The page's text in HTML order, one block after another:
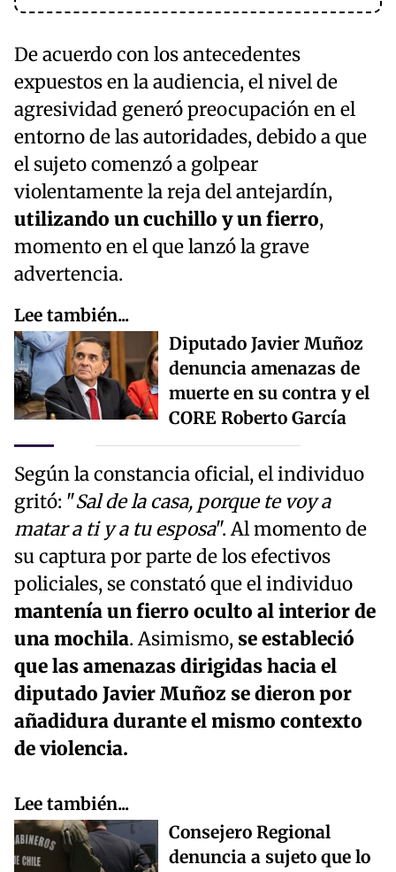
De acuerdo con los antecedentes
expuestos en la audiencia, el nivel de
agresividad generó preocupación en el
entorno de las autoridades, debido a que
el sujeto comenzó a golpear
violentamente la reja del antejardín,
utilizando un cuchillo y un fierro,
momento en el que lanzó la grave
advertencia.
Lee también...
Diputado Javier Muñoz
denuncia amenazas de
muerte en su contra y el
CORE Roberto García
Según la constancia oficial, el individuo
gritó: "Sal de la casa, porque te voy a
matar a ti y a tu esposa". Al momento de
su captura por parte de los efectivos
policiales, se constató que el individuo
mantenía un fierro oculto al interior de
una mochila. Asimismo, se estableció
que las amenazas dirigidas hacia el
diputado Javier Muñoz se dieron por
añadidura durante el mismo contexto
de violencia.
Lee también...
Consejero Regional
denuncia a sujeto que lo